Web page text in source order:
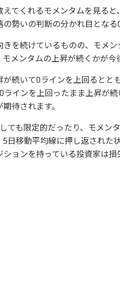
てくれるモメンタムを見る
勢いの判断の分かれ目となる
きを続けているものの、モメ
メンタムの上昇が続くかが今
続いて0ラインを上回るとと
ラインを上回ったまま上昇が
待されます。
ても限定的だったり、モメン
5日移動平均線に押し返された
ョンを持っている投資家は損